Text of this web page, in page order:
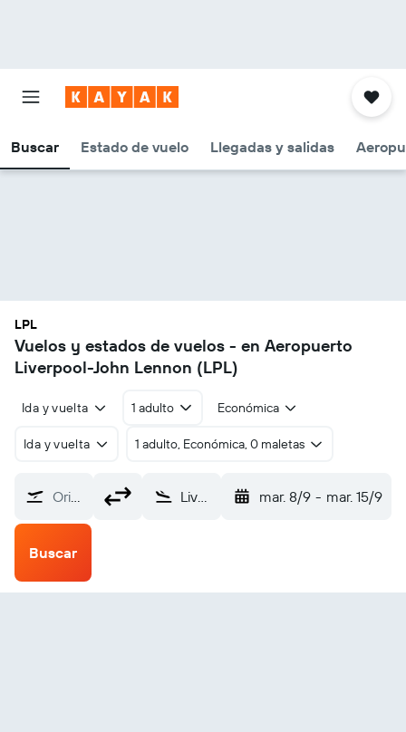
Buscar Estado de vuelo Llegadas y salidas
LPL
Vuelos y estados de vuelos - en Aeropuerto
Liverpool-John Lennon (LPL)
Ida y vuelta 1 adulto Económica
Ida y vuelta 1 adulto, Económica, 0 maletas
Origen Liverpool-John Lennon (LPL) mar. 8/9 - mar. 15/9
Buscar